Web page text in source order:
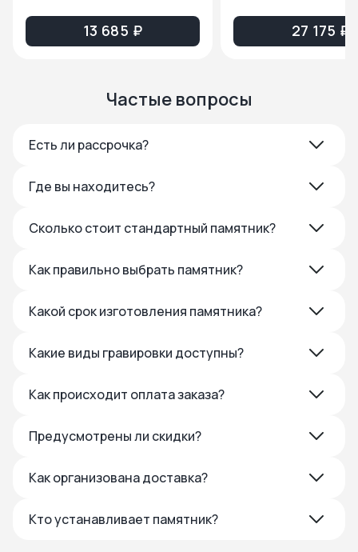
13 685 ₽ 27 175 ₽
Частые вопросы
Есть ли рассрочка?
Где вы находитесь?
Сколько стоит стандартный памятник?
Как правильно выбрать памятник?
Какой срок изготовления памятника?
Какие виды гравировки доступны?
Как происходит оплата заказа?
Предусмотрены ли скидки?
Как организована доставка?
Кто устанавливает памятник?